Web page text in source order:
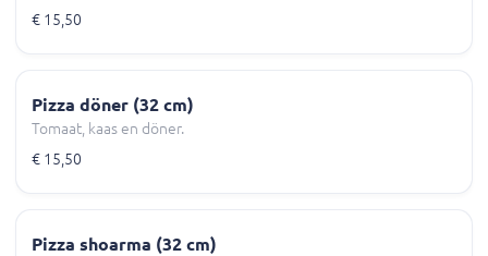
€ 15,50
Pizza döner (32 cm)
Tomaat, kaas en döner.
€ 15,50
Pizza shoarma (32 cm)